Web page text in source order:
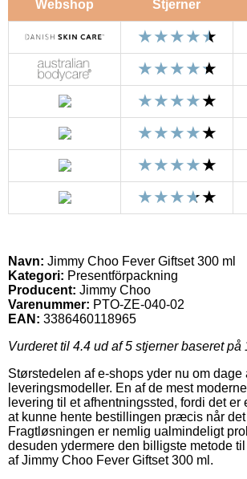
Webshop Stjerner
Navn: Jimmy Choo Fever Giftset 300 ml
Kategori: Presentförpackning
Producent: Jimmy Choo
Varenummer: PTO-ZE-040-02
EAN: 3386460118965
Vurderet til 4.4 ud af 5 stjerner baseret på
Størstedelen af e-shops yder nu om dage
leveringsmodeller. En af de mest
levering til et afhentningssted, fordi det er
at kunne hente bestillingen præcis når
Fragtløsningen er nemlig ualmindeligt
desuden ydermere den billigste metode
af Jimmy Choo Fever Giftset 300 ml.